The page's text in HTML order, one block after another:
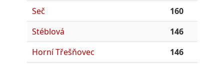
Seč
160
Stéblová
146
Horní Třešňovec
146